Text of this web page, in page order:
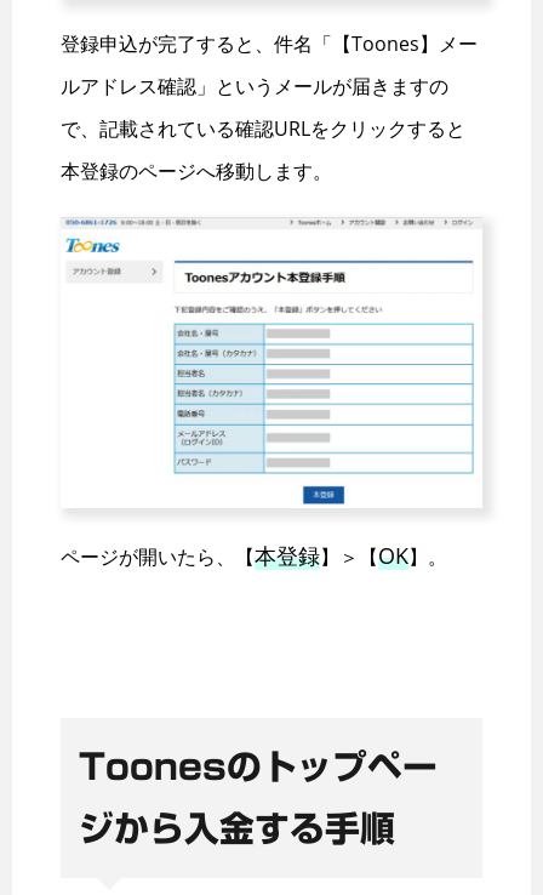
登録申込が完了すると、件名「【Toones】メー
ルアドレス確認」というメールが届きますの
で、記載されている確認URLをクリックすると
本登録のページへ移動します。
ページが開いたら、【本登録】＞【OK】。
Toonesのトップペー
ジから入金する手順